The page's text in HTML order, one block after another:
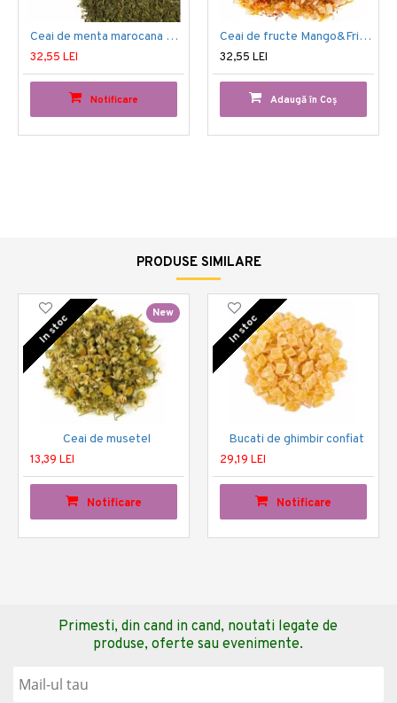
Ceai de menta marocana Nana-Mint ORGANIC
32,55 LEI
Notificare
Ceai de fructe Mango&Friends
32,55 LEI
Adaugă în Coş
PRODUSE SIMILARE
New
In stoc
Ceai de musetel
13,39 LEI
Notificare
In stoc
Bucati de ghimbir confiat
29,19 LEI
Notificare
Primesti, din cand in cand, noutati legate de
produse, oferte sau evenimente.